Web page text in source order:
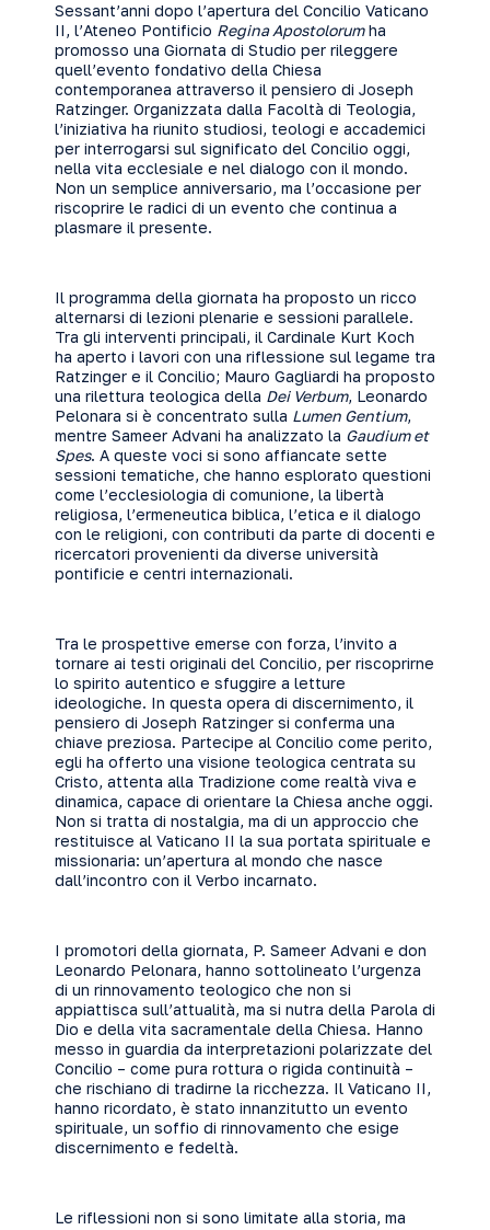
Sessant’anni dopo l’apertura del Concilio Vaticano
II, l’Ateneo Pontificio Regina Apostolorumha
promosso una Giornata di Studio per rileggere
quell’evento fondativo della Chiesa
contemporanea attraverso il pensiero di Joseph
Ratzinger. Organizzata dalla Facoltà di Teologia,
l’iniziativa ha riunito studiosi, teologi e accademici
per interrogarsi sul significato del Concilio oggi,
nella vita ecclesiale e nel dialogo con il mondo.
Non un semplice anniversario, ma l’occasione per
riscoprire le radici di un evento che continua a
plasmare il presente.
Il programma della giornata ha proposto un ricco
alternarsi di lezioni plenarie e sessioni parallele.
Tra gli interventi principali, il Cardinale Kurt Koch
ha aperto i lavori con una riflessione sul legame tra
Ratzinger e il Concilio; Mauro Gagliardi ha proposto
una rilettura teologica della Dei Verbum, Leonardo
Pelonara si è concentrato sulla Lumen Gentium,
mentre Sameer Advani ha analizzato la Gaudium et
Spes. A queste voci si sono affiancate sette
sessioni tematiche, che hanno esplorato questioni
come l’ecclesiologia di comunione, la libertà
religiosa, l’ermeneutica biblica, l’etica e il dialogo
con le religioni, con contributi da parte di docenti e
ricercatori provenienti da diverse università
pontificie e centri internazionali.
Tra le prospettive emerse con forza, l’invito a
tornare ai testi originali del Concilio, per riscoprirne
lo spirito autentico e sfuggire a letture
ideologiche. In questa opera di discernimento, il
pensiero di Joseph Ratzinger si conferma una
chiave preziosa. Partecipe al Concilio come perito,
egli ha offerto una visione teologica centrata su
Cristo, attenta alla Tradizione come realtà viva e
dinamica, capace di orientare la Chiesa anche oggi.
Non si tratta di nostalgia, ma di un approccio che
restituisce al Vaticano II la sua portata spirituale e
missionaria: un’apertura al mondo che nasce
dall’incontro con il Verbo incarnato.
I promotori della giornata, P. Sameer Advani e don
Leonardo Pelonara, hanno sottolineato l’urgenza
di un rinnovamento teologico che non si
appiattisca sull’attualità, ma si nutra della Parola di
Dio e della vita sacramentale della Chiesa. Hanno
messo in guardia da interpretazioni polarizzate del
Concilio – come pura rottura o rigida continuità –
che rischiano di tradirne la ricchezza. Il Vaticano II,
hanno ricordato, è stato innanzitutto un evento
spirituale, un soffio di rinnovamento che esige
discernimento e fedeltà.
Le riflessioni non si sono limitate alla storia, ma